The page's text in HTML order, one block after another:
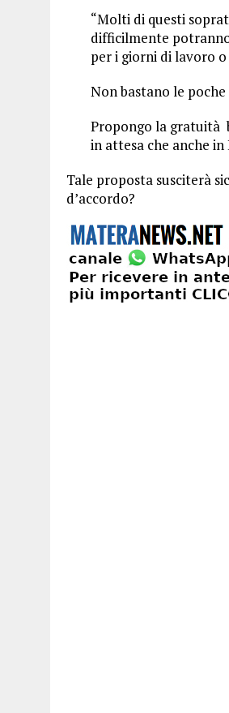
“Molti di questi
difficilmente
per i giorni di lavoro
Non bastano le
Propongo la gratuità
in attesa che anche
Tale proposta susciterà
d’accordo?